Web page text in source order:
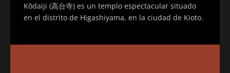
Kōdaiji (高台寺) es un templo espectacular situado
en el distrito de Higashiyama, en la ciudad de Kioto.